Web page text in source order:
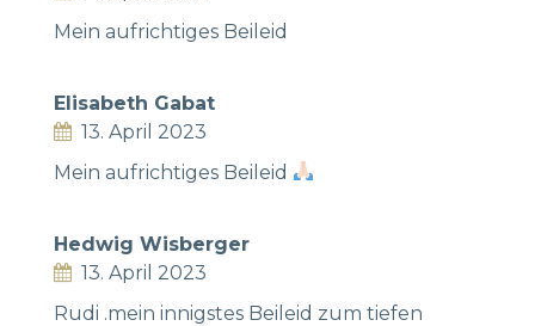
Mein aufrichtiges Beileid
Elisabeth Gabat
13. April 2023
Mein aufrichtiges Beileid
Hedwig Wisberger
13. April 2023
Rudi .mein innigstes Beileid zum tiefen